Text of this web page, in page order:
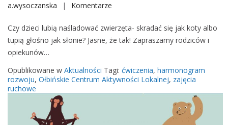
k
s
ń
a.wysoczanska
Komentarze
C
z
s
e
m
Czy dzieci lubią naśladować zwierzęta- skradać się jak koty albo
tupią głośno jak słonie? Jasne, że tak! Zapraszamy rodziców i
opiekunów…
Opublikowane w Aktualności Tagi: ćwiczenia, harmonogram
rozwoju, Ołbińskie Centrum Aktywności Lokalnej, zajęcia
ruchowe